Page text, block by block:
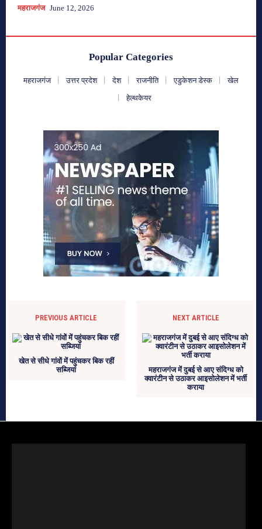
महराजगंज June 12, 2026
Popular Categories
महराजगंज उत्तर प्रदेश देश राजनीति एडुकेशन डेस्क
खेल
हेल्थकेयर
PREVIOUS ARTICLE
खेत से सीधे गांवों में पहुंचकर बिक रहीं
सब्जियां
NEXT ARTICLE
महराजगंज में दुबई से आए संदिग्ध को
क्वारंटीन से उठाकर आइसोलेशन में भर्ती
कराया